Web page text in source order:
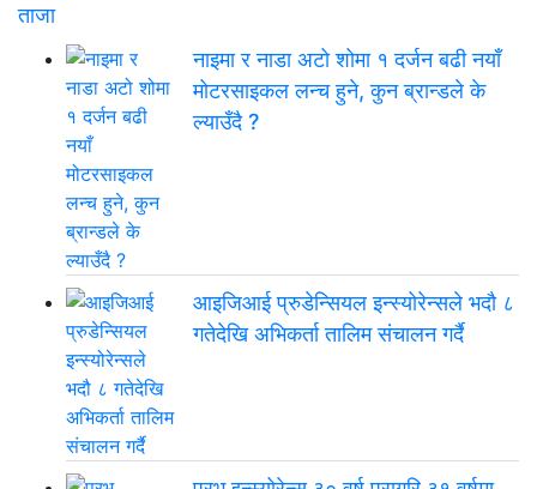
ताजा
नाइमा र नाडा अटो शोमा १ दर्जन बढी नयाँ
मोटरसाइकल लन्च हुने, कुन ब्रान्डले के
ल्याउँदै ?
आइजिआई प्रुडेन्सियल इन्स्योरेन्सले भदौ ८
गतेदेखि अभिकर्ता तालिम संचालन गर्दै